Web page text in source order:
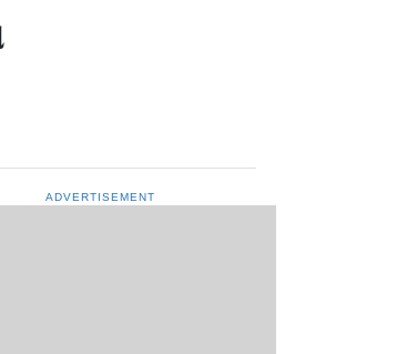
ADVERTISEMENT